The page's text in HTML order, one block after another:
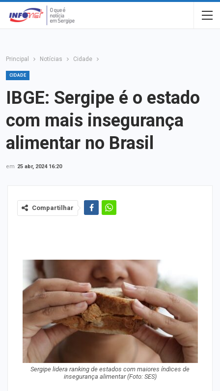
Principal Notícias Cidade
CIDADE
IBGE: Sergipe é o estado
com mais insegurança
alimentar no Brasil
em 25 abr, 2024 16:20
Compartilhar
Sergipe lidera ranking de estados com maiores índices de
insegurança alimentar (Foto: SES)